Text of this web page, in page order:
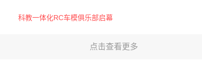
平台。...
科教一体化RC车模俱乐部启幕
点击查看更多